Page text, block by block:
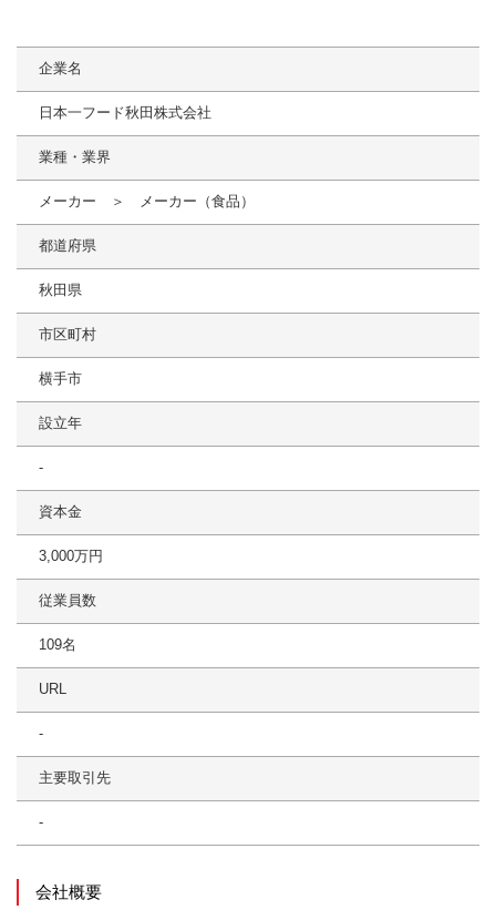
企業名
日本一フード秋田株式会社
業種・業界
メーカー ＞ メーカー（食品）
都道府県
秋田県
市区町村
横手市
設立年
-
資本金
3,000万円
従業員数
109名
URL
-
主要取引先
-
会社概要